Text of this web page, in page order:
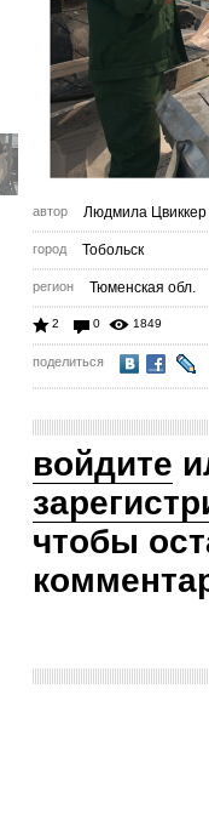
автор Людмила Цвиккер
город Тобольск
регион Тюменская обл.
2 0 1849
поделиться
войдите
чтобы